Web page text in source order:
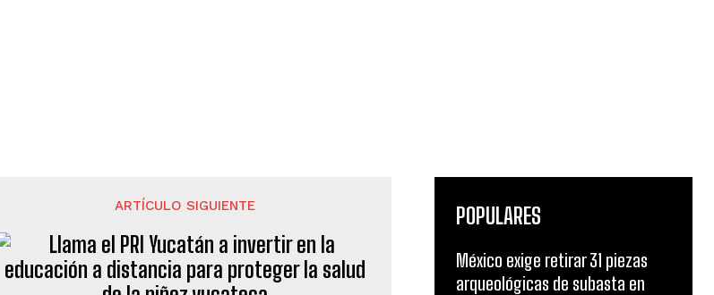
ARTÍCULO SIGUIENTE POPULARES
México exige retirar 31 piezas
arqueológicas de subasta en